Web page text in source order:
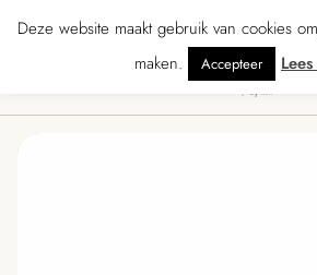
· Gratis verzending vanaf € 70 · Gratis
Deze website maakt gebruik van cookies
maken.
Accepteer